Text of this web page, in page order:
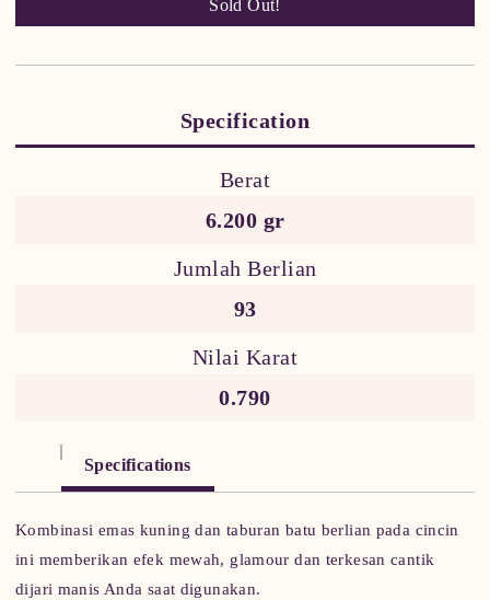
Sold Out!
Specification
Berat
6.200 gr
Jumlah Berlian
93
Nilai Karat
0.790
Specifications
Kombinasi emas kuning dan taburan batu berlian pada cincin
ini memberikan efek mewah, glamour dan terkesan cantik
dijari manis Anda saat digunakan.